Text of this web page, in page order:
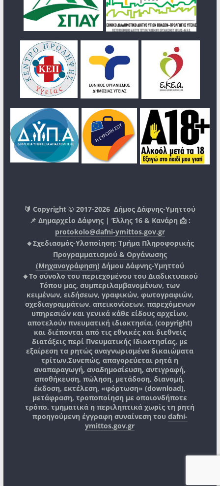
🔰 Copyright © 2017-2026Δήμος Δάφνης-Υμηττού
📌 Δημαρχείο Δάφνης | Έλλης 16 & Κανάρη 📩 :
protokolo@dafni-ymittos.gov.gr
🔹Σχεδιασμός-Υλοποίηση: Τμήμα Πληροφορικής
Προγραμματισμού & Οργάνωσης
(Μηχανογράφηση) Δήμου Δάφνης-Υμηττού
🔸Το σύνολο του περιεχομένου του Διαδικτυακού
Τόπου μας, συμπεριλαμβανομένων, των
κειμένων, ειδήσεων, γραφικών, φωτογραφιών,
σχεδιαγραμμάτων, απεικονίσεων, παρεχόμενων
υπηρεσιών και γενικά κάθε είδους αρχείων,
αποτελούν πνευματική ιδιοκτησία, (copyright)
και διέπονται από τις εθνικές και διεθνείς
διατάξεις περί Πνευματικής Ιδιοκτησίας, με
εξαίρεση τα ρητώς αναγνωρισμένα δικαιώματα
τρίτων.Συνεπώς, απαγορεύεται ρητά η
αναπαραγωγή, αναδημοσίευση, αντιγραφή,
αποθήκευση, πώληση, μετάδοση, διανομή,
έκδοση, εκτέλεση, «φόρτωση» (download),
μετάφραση, τροποποίηση με οποιονδήποτε
τρόπο, τμηματικά η περιληπτικά χωρίς τη ρητή
προηγούμενη έγγραφη συναίνεση του dafni-
ymittos.gov.gr